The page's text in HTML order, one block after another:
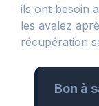
ils ont besoin
les avalez
récupération
Bon à